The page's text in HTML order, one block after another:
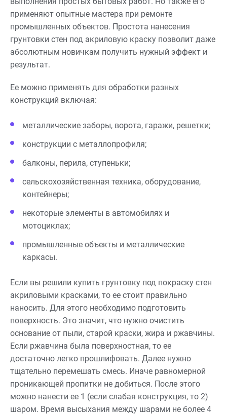
применяют опытные мастера при ремонте
промышленных объектов. Простота нанесения
грунтовки стен под акриловую краску позволит даже
абсолютным новичкам получить нужный эффект и
результат.
Ее можно применять для обработки разных
конструкций включая:
металлические заборы, ворота, гаражи, решетки;
конструкции с металлопрофиля;
балконы, перила, ступеньки;
сельскохозяйственная техника, оборудование,
контейнеры;
некоторые элементы в автомобилях и
мотоциклах;
промышленные объекты и металлические
каркасы.
Если вы решили купить грунтовку под покраску стен
акриловыми красками, то ее стоит правильно
наносить. Для этого необходимо подготовить
поверхность. Это значит, что нужно очистить
основание от пыли, старой краски, жира и ржавчины.
Если ржавчина была поверхностная, то ее
достаточно легко прошлифовать. Далее нужно
тщательно перемешать смесь. Иначе равномерной
проникающей пропитки не добиться. После этого
можно нанести ее 1 (если слабая конструкция, то 2)
шаром. Время высыхания между шарами не более 4